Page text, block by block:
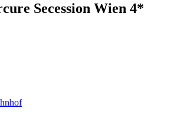
Secession Wien 4*